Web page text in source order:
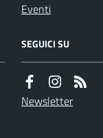
Eventi
SEGUICI SU
Newsletter